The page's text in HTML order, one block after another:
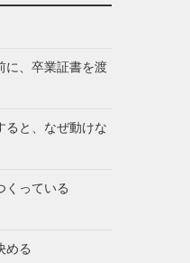
に、卒業証書を渡
ると、なぜ動けな
くっている
める